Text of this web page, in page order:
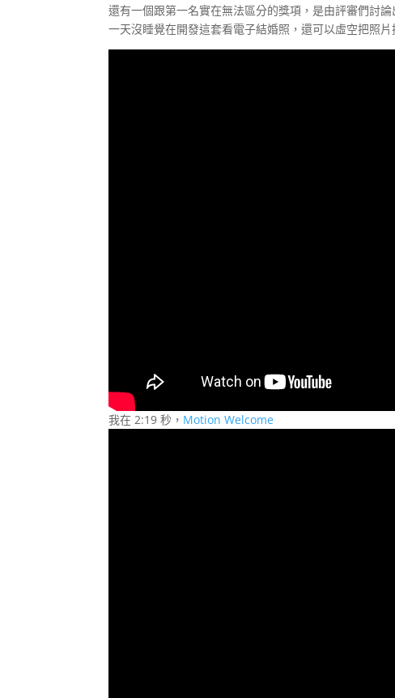
還有一個跟第一名實在無法區分的獎項，是由評審們討
一天沒睡覺在開發這套看電子結婚照，還可以虛空把照片
我在 2:19 秒， Motion Welcome